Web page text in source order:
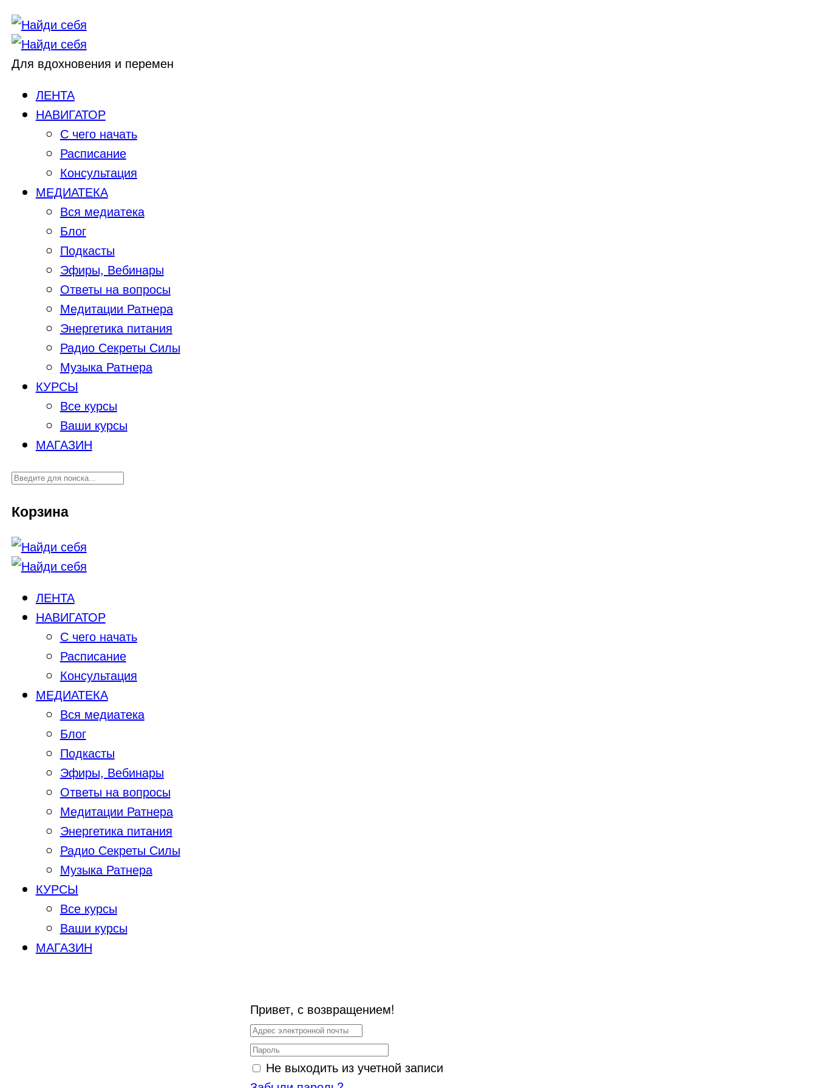
Для вдохновения и перемен
ЛЕНТА
НАВИГАТОР
С чего начать
Расписание
Консультация
МЕДИАТЕКА
Вся медиатека
Блог
Подкасты
Эфиры, Вебинары
Ответы на вопросы
Медитации Ратнера
Энергетика питания
Радио Секреты Силы
Музыка Ратнера
КУРСЫ
Все курсы
Ваши курсы
МАГАЗИН
Корзина
ЛЕНТА
НАВИГАТОР
С чего начать
Расписание
Консультация
МЕДИАТЕКА
Вся медиатека
Блог
Подкасты
Эфиры, Вебинары
Ответы на вопросы
Медитации Ратнера
Энергетика питания
Радио Секреты Силы
Музыка Ратнера
КУРСЫ
Все курсы
Ваши курсы
МАГАЗИН
Привет, с возвращением!
Не выходить из учетной записи